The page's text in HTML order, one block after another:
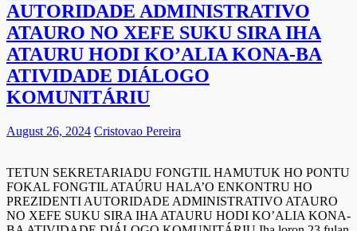
AUTORIDADE ADMINISTRATIVO
ATAURO NO XEFE SUKU SIRA IHA
ATAURU HODI KO’ALIA KONA-BA
ATIVIDADE DIÁLOGO
KOMUNITÁRIU
August 26, 2024 Cristovao Pereira
TETUN SEKRETARIADU FONGTIL HAMUTUK HO PONTU
FOKAL FONGTIL ATAÚRU HALA’O ENKONTRU HO
PREZIDENTI AUTORIDADE ADMINISTRATIVO ATAURO
NO XEFE SUKU SIRA IHA ATAURU HODI KO’ALIA KONA-